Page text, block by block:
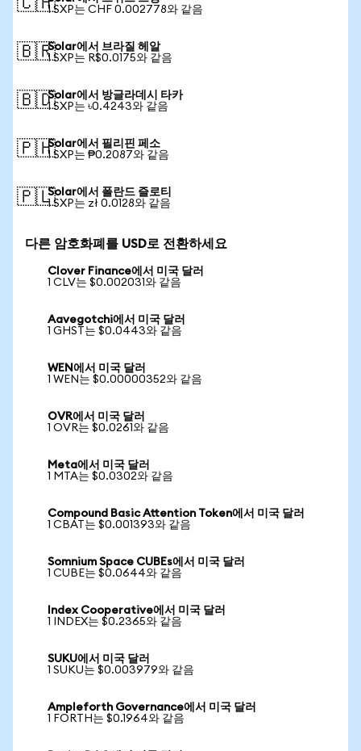
🇨🇭1 SXP는 CHF 0.002778와 같음
🇧🇷Solar에서 브라질 헤알
1 SXP는 R$0.0175와 같음
🇧🇩Solar에서 방글라데시 타카
1 SXP는 ৳0.4243와 같음
🇵🇭Solar에서 필리핀 페소
1 SXP는 ₱0.2087와 같음
🇵🇱Solar에서 폴란드 즐로티
1 SXP는 zł 0.0128와 같음
다른 암호화폐를 USD로 전환하세요
Clover Finance에서 미국 달러
1 CLV는 $0.002031와 같음
Aavegotchi에서 미국 달러
1 GHST는 $0.0443와 같음
WEN에서 미국 달러
1 WEN는 $0.00000352와 같음
OVR에서 미국 달러
1 OVR는 $0.0261와 같음
Meta에서 미국 달러
1 MTA는 $0.0302와 같음
Compound Basic Attention Token에서 미국 달러
1 CBAT는 $0.001393와 같음
Somnium Space CUBEs에서 미국 달러
1 CUBE는 $0.0644와 같음
Index Cooperative에서 미국 달러
1 INDEX는 $0.2365와 같음
SUKU에서 미국 달러
1 SUKU는 $0.003979와 같음
Ampleforth Governance에서 미국 달러
1 FORTH는 $0.1964와 같음